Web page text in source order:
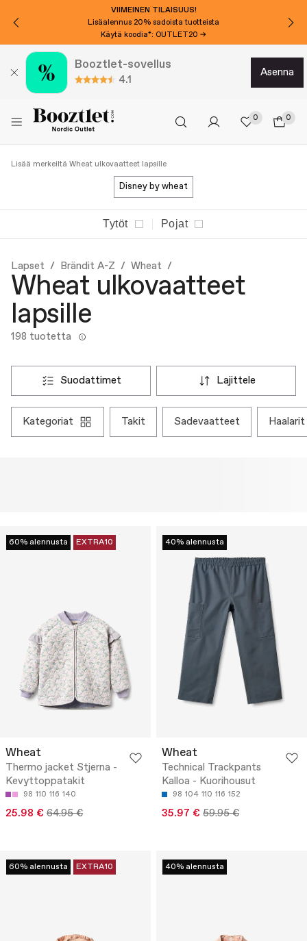
VIIMEINEN TILAISUUS!
Lisäalennus 20% sadoista tuotteista
Käytä koodia*: OUTLET20 →
Booztlet-sovellus
4.1
asenna
0 0
Lisää merkeiltä Wheat ulkovaatteet lapsille
disney by wheat
Tytöt Pojat
Lapset Brändit A-Z Wheat
Wheat ulkovaatteet
lapsille
198 tuotetta
suodattimet lajittele
kategoriat takit sadevaatteet haalarit
60% alennusta EXTRA10
Wheat
Thermo jacket Stjerna -
Kevyttoppatakit
98 110 116 140
25.98 € 64.95 €
40% alennusta
Wheat
Technical Trackpants
Kalloa - Kuorihousut
98 104 110 116 152
35.97 € 59.95 €
60% alennusta EXTRA10 40% alennusta